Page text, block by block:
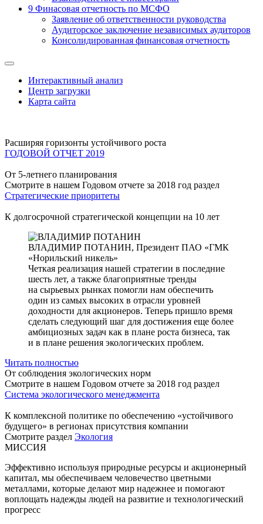
9 Финасовая отчетность по МСФО
Заявление об ответственности руководства
Аудиторское заключение независимых аудиторов
Консолидированная финансовая отчетность
Интерактивный анализ
Центр загрузки
Карта сайта
Расширяя горизонты устойчивого роста
ГОДОВОЙ ОТЧЕТ 2019
От 5-летнего планирования
Смотрите в нашем Годовом отчете за 2018 год раздел
Стратегические приоритеты
К долгосрочной стратегической концепции на 10 лет
ВЛАДИМИР ПОТАНИН, Президент ПАО «ГМК
«Норильский никель»
Четкая реализация нашей стратегии в последние
шесть лет, а также благоприятные тренды
на сырьевых рынках помогли нам обеспечить
один из самых высоких в отрасли уровней
доходности для акционеров. Теперь пришло время
сделать следующий шаг для достижения еще более
амбициозных задач как в плане роста бизнеса, так
и в плане решения экологических проблем.
Читать полностью
От соблюдения экологических норм
Смотрите в нашем Годовом отчете за 2018 год раздел
Система экологического менеджмента
К комплексной политике по обеспечению «устойчивого
будущего» в регионах присутствия компании
Смотрите раздел Экология
МИССИЯ
Эффективно используя природные ресурсы и акционерный
капитал, мы обеспечиваем человечество цветными
металлами, которые делают мир надежнее и помогают
воплощать надежды людей на развитие и технологический
прогресс